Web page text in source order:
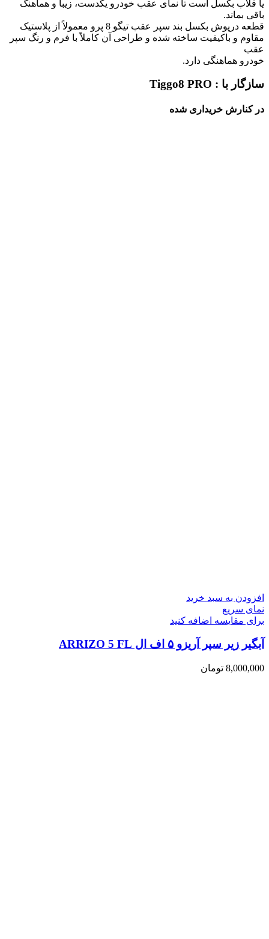
یا قلاب بکسل است تا نمای عقب خودرو یکدست، زیبا و هماهنگ
باقی بماند.
قطعه درپوش بکسل بند سپر عقب تیگو 8 پرو معمولاً از پلاستیک
مقاوم و باکیفیت ساخته شده و طراحی آن کاملاً با فرم و رنگ سپر
عقب
خودرو هماهنگی دارد.
سازگار با : Tiggo8 PRO
در کنارش خریداری شده
افزودن به سبد خرید
نمای سریع
برای مقایسه اضافه کنید
آبگیر زیر سپر آریزو ۵ اف ال ARRIZO 5 FL
8,000,000 تومان